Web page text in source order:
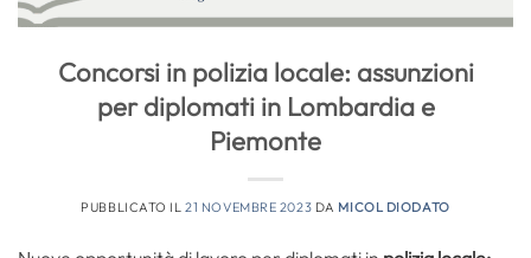
Concorsi in polizia locale: assunzioni
per diplomati in Lombardia e
Piemonte
PUBBLICATO IL21 NOVEMBRE 2023 DA MICOL DIODATO